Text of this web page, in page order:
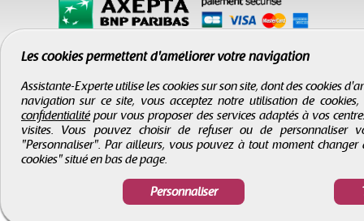
CGV -Infos légales -Droits d'auteur
Les cookies permettent d'améliorer votre navigation
Assistante-Experte utilise les cookies sur son site, dont des cookies
navigation sur ce site, vous acceptez notre utilisation de
confidentialitépour vous proposer des services adaptés à vos
visites. Vous pouvez choisir de refuser ou de
"Personnaliser". Par ailleurs, vous pouvez à tout moment
cookies" situé en bas de page.
Personnaliser